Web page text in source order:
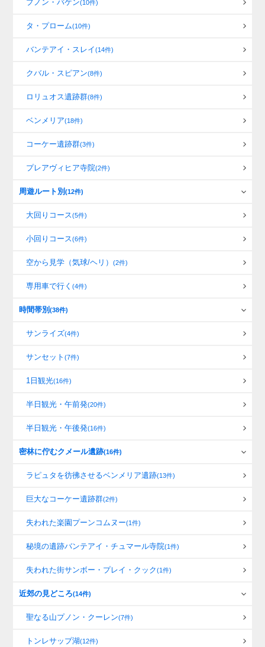
プノン・バケン(10件)
タ・プローム(10件)
バンテアイ・スレイ(14件)
クバル・スピアン(8件)
ロリュオス遺跡群(8件)
ベンメリア(18件)
コーケー遺跡群(3件)
プレアヴィヒア寺院(2件)
周遊ルート別(12件)
大回りコース(5件)
小回りコース(6件)
空から見学（気球/ヘリ）(2件)
専用車で行く(4件)
時間帯別(38件)
サンライズ(4件)
サンセット(7件)
1日観光(16件)
半日観光・午前発(20件)
半日観光・午後発(16件)
密林に佇むクメール遺跡(16件)
ラピュタを彷彿させるベンメリア遺跡(13件)
巨大なコーケー遺跡群(2件)
失われた楽園プーンコムヌー(1件)
秘境の遺跡バンテアイ・チュマール寺院(1件)
失われた街サンボー・プレイ・クック(1件)
近郊の見どころ(14件)
聖なる山プノン・クーレン(7件)
トンレサップ湖(12件)